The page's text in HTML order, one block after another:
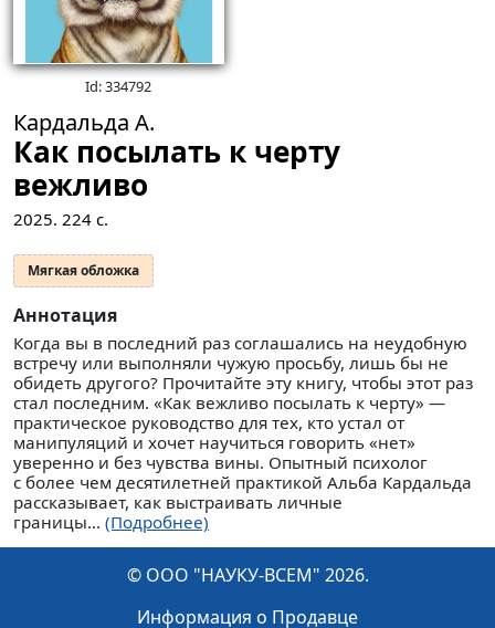
Id: 334792
Кардальда А.
Как посылать к черту
вежливо
2025. 224 с.
Мягкая обложка
Аннотация
Когда вы в последний раз соглашались на неудобную
встречу или выполняли чужую просьбу, лишь бы не
обидеть другого? Прочитайте эту книгу, чтобы этот раз
стал последним. «Как вежливо посылать к черту» — ​
практическое руководство для тех, кто устал от
манипуляций и хочет научиться говорить «нет»
уверенно и без чувства вины. Опытный психолог
с более чем десятилетней практикой Альба Кардальда
рассказывает, как выстраивать личные
границы... (Подробнее)
© ООО "НАУКУ-ВСЕМ" 2026.
Информация о Продавце